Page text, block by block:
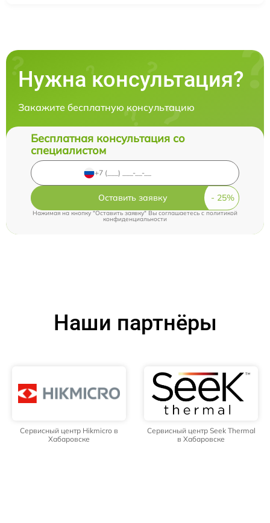
Нужна консультация?
Закажите бесплатную консультацию
Бесплатная консультация со
специалистом
Оставить заявку
Нажимая на кнопку "Оставить заявку" Вы соглашаетесь cполитикой
конфиденциальности
Наши партнёры
Сервисный центр Hikmicro в
Хабаровске
Сервисный центр Seek Thermal
в Хабаровске